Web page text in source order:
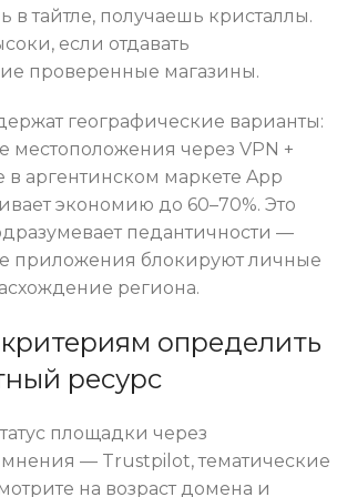
в тайтле, получаешь кристаллы.
если отдавать
проверенные магазины.
географические варианты:
местоположения через VPN +
в аргентинском маркете App
экономию до 60–70%. Это
педантичности —
приложения блокируют личные
региона.
определить
ресурс
площадки через
— Trustpilot, тематические
на возраст домена и